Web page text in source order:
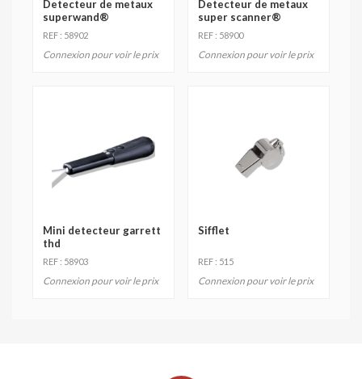
Detecteur de metaux
superwand®
REF : 58902
Connexion pour voir le prix
Detecteur de metaux
super scanner®
REF : 58900
Connexion pour voir le prix
Mini detecteur garrett
thd
REF : 58903
Connexion pour voir le prix
Sifflet
REF : 515
Connexion pour voir le prix